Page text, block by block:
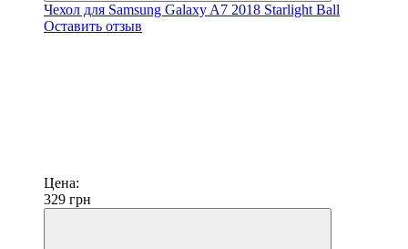
Чехол для Samsung Galaxy A7 2018 Starlight Ball
Оставить отзыв
Цена:
329 грн